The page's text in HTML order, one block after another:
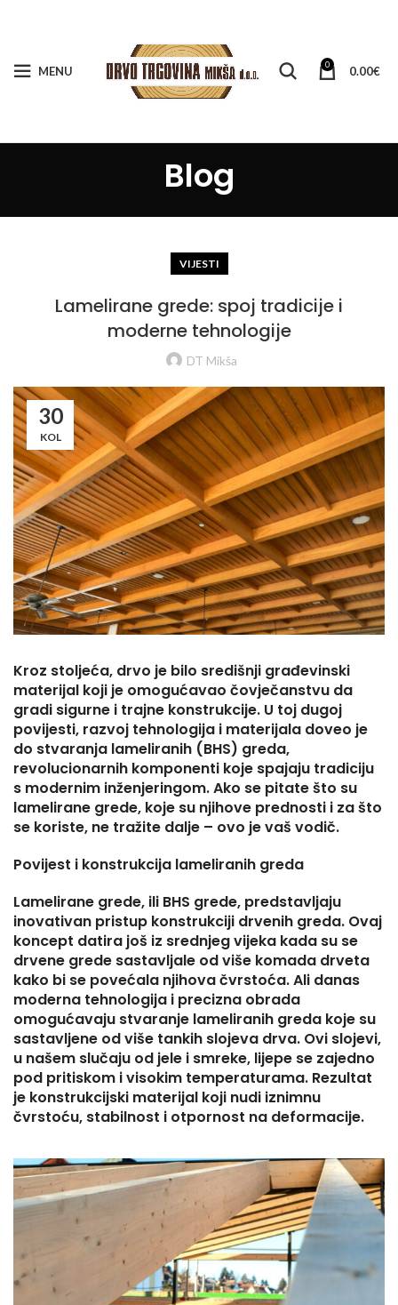
MENU 0 0.00€
Blog
VIJESTI
Lamelirane grede: spoj tradicije i
moderne tehnologije
DT Mikša
30
KOL
Kroz stoljeća, drvo je bilo središnji građevinski
materijal koji je omogućavao čovječanstvu da
gradi sigurne i trajne konstrukcije. U toj dugoj
povijesti, razvoj tehnologija i materijala doveo je
do stvaranja lameliranih (BHS) greda,
revolucionarnih komponenti koje spajaju tradiciju
s modernim inženjeringom. Ako se pitate što su
lamelirane grede, koje su njihove prednosti i za što
se koriste, ne tražite dalje – ovo je vaš vodič.
Povijest i konstrukcija lameliranih greda
Lamelirane grede, ili BHS grede, predstavljaju
inovativan pristup konstrukciji drvenih greda. Ovaj
koncept datira još iz srednjeg vijeka kada su se
drvene grede sastavljale od više komada drveta
kako bi se povećala njihova čvrstoća. Ali danas
moderna tehnologija i precizna obrada
omogućavaju stvaranje lameliranih greda koje su
sastavljene od više tankih slojeva drva. Ovi slojevi,
u našem slučaju od jele i smreke, lijepe se zajedno
pod pritiskom i visokim temperaturama. Rezultat
je konstrukcijski materijal koji nudi iznimnu
čvrstoću, stabilnost i otpornost na deformacije.